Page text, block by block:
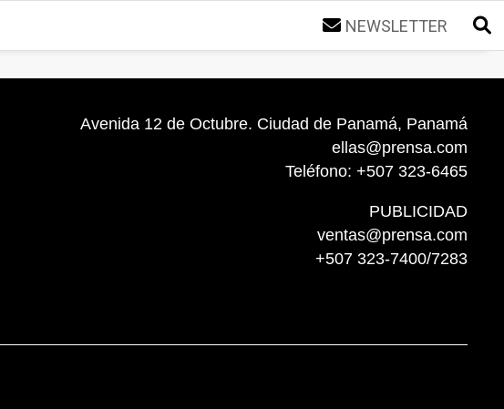
NEWSLETTER
Avenida 12 de Octubre. Ciudad de Panamá, Panamá
ellas@prensa.com
Teléfono: +507 323-6465
PUBLICIDAD
ventas@prensa.com
+507 323-7400/7283